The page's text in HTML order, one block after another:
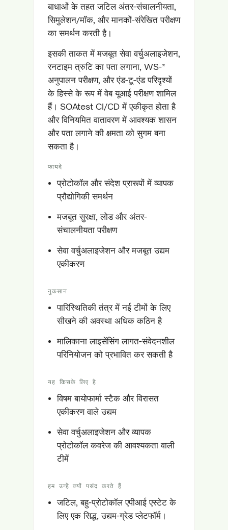
बाधाओं के तहत जटिल अंतर-संचालनीयता,
सिमुलेशन/मॉक, और मानकों-संरेखित परीक्षण
का समर्थन करती है।
इसकी ताकत में मजबूत सेवा वर्चुअलाइजेशन,
रनटाइम त्रुटि का पता लगाना, WS-*
अनुपालन परीक्षण, और एंड-टू-एंड परिदृश्यों
के हिस्से के रूप में वेब यूआई परीक्षण शामिल
हैं। SOAtest CI/CD में एकीकृत होता है
और विनियमित वातावरण में आवश्यक शासन
और पता लगाने की क्षमता को सुगम बना
सकता है।
फायदे
प्रोटोकॉल और संदेश प्रारूपों में व्यापक
प्रौद्योगिकी समर्थन
मजबूत सुरक्षा, लोड और अंतर-
संचालनीयता परीक्षण
सेवा वर्चुअलाइजेशन और मजबूत उद्यम
एकीकरण
नुकसान
पारिस्थितिकी तंत्र में नई टीमों के लिए
सीखने की अवस्था अधिक कठिन है
मालिकाना लाइसेंसिंग लागत-संवेदनशील
परिनियोजन को प्रभावित कर सकती है
यह किसके लिए है
विषम बायोफार्मा स्टैक और विरासत
एकीकरण वाले उद्यम
सेवा वर्चुअलाइजेशन और व्यापक
प्रोटोकॉल कवरेज की आवश्यकता वाली
टीमें
हम उन्हें क्यों पसंद करते हैं
जटिल, बहु-प्रोटोकॉल एपीआई एस्टेट के
लिए एक सिद्ध, उद्यम-ग्रेड प्लेटफॉर्म।